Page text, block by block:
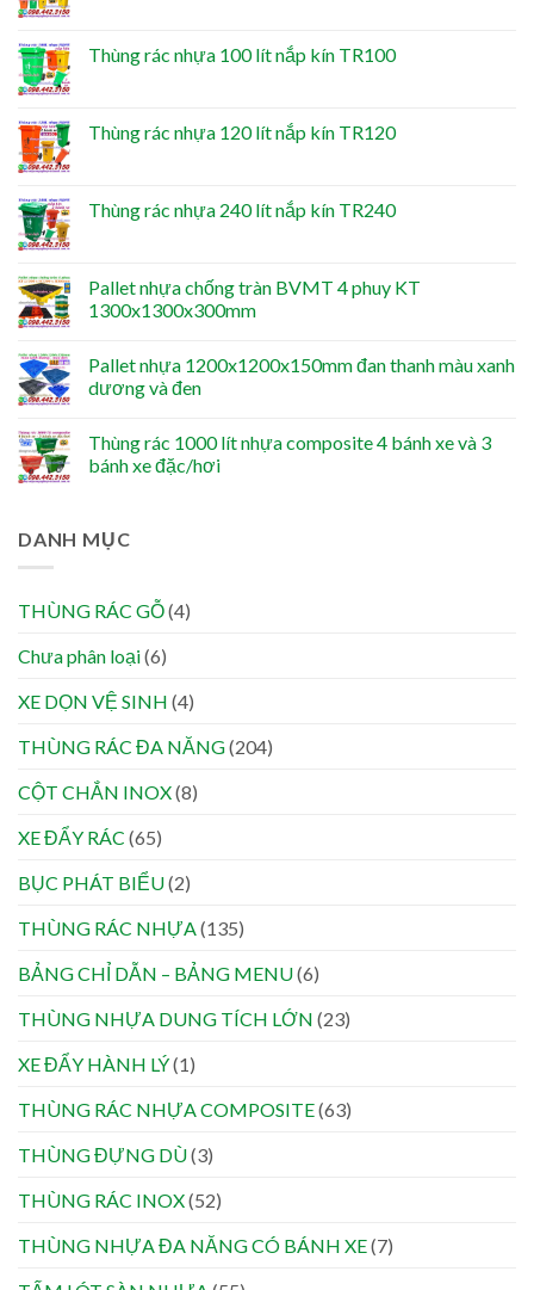
Thùng rác nhựa 100 lít nắp kín TR100
Thùng rác nhựa 120 lít nắp kín TR120
Thùng rác nhựa 240 lít nắp kín TR240
Pallet nhựa chống tràn BVMT 4 phuy KT
1300x1300x300mm
Pallet nhựa 1200x1200x150mm đan thanh màu xanh
dương và đen
Thùng rác 1000 lít nhựa composite 4 bánh xe và 3
bánh xe đặc/hơi
DANH MỤC
THÙNG RÁC GỖ(4)
Chưa phân loại(6)
XE DỌN VỆ SINH (4)
THÙNG RÁC ĐA NĂNG(204)
CỘT CHẮN INOX(8)
XE ĐẨY RÁC (65)
BỤC PHÁT BIỂU(2)
THÙNG RÁC NHỰA(135)
BẢNG CHỈ DẪN – BẢNG MENU(6)
THÙNG NHỰA DUNG TÍCH LỚN (23)
XE ĐẨY HÀNH LÝ(1)
THÙNG RÁC NHỰA COMPOSITE(63)
THÙNG ĐỰNG DÙ(3)
THÙNG RÁC INOX(52)
THÙNG NHỰA ĐA NĂNG CÓ BÁNH XE(7)